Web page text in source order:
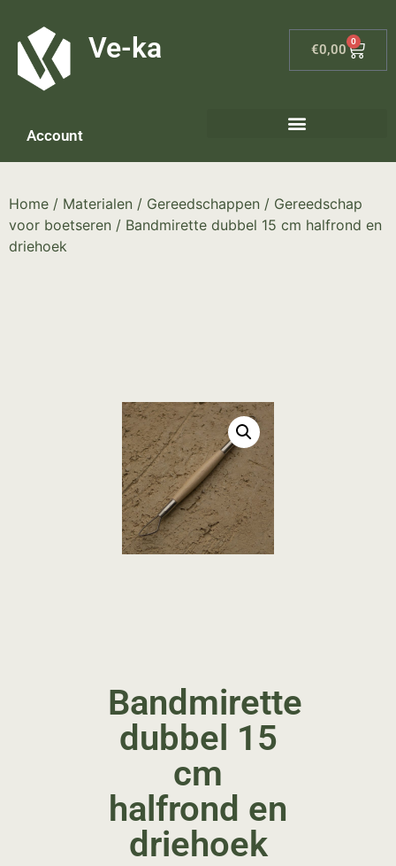
Ve-ka €0,00
0
Account
Home / Materialen / Gereedschappen / Gereedschap
voor boetseren / Bandmirette dubbel 15 cm halfrond en
driehoek
Bandmirette
dubbel 15
cm
halfrond en
driehoek